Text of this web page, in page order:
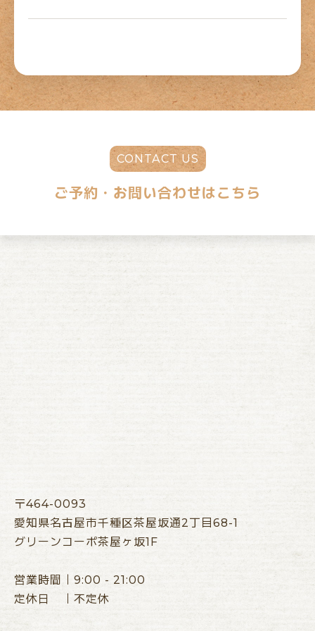
CONTACT US
ご予約・お問い合わせはこちら
〒464-0093
愛知県名古屋市千種区茶屋坂通2丁目68-1
グリーンコーポ茶屋ヶ坂1F
営業時間｜9:00 - 21:00
定休日 ｜不定休